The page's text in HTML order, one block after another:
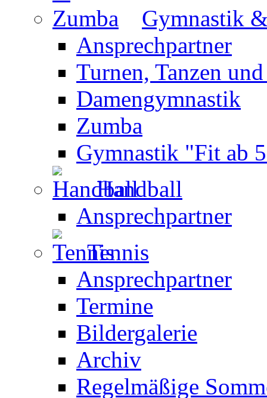
Gymnastik
Ansprechpartner
Turnen, Tanzen
Damengymnastik
Zumba
Gymnastik "Fit ab
Handball
Ansprechpartner
Tennis
Ansprechpartner
Termine
Bildergalerie
Archiv
Regelmäßige